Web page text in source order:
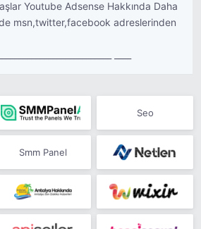
Youtube Adsense Hakkında Daha
msn,twitter,facebook adreslerinden
Seo
Smm Panel